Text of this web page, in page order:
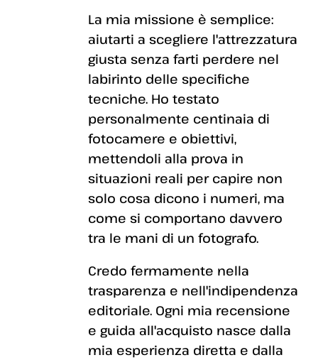
La mia missione è semplice:
aiutarti a scegliere l'attrezzatura
giusta senza farti perdere nel
labirinto delle specifiche
tecniche. Ho testato
personalmente centinaia di
fotocamere e obiettivi,
mettendoli alla prova in
situazioni reali per capire non
solo cosa dicono i numeri, ma
come si comportano davvero
tra le mani di un fotografo.
Credo fermamente nella
trasparenza e nell'indipendenza
editoriale. Ogni mia recensione
e guida all'acquisto nasce dalla
mia esperienza diretta e dalla